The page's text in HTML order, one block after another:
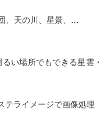
、天の川、星景、…
い場所でもできる星雲・
テライメージで画像処理